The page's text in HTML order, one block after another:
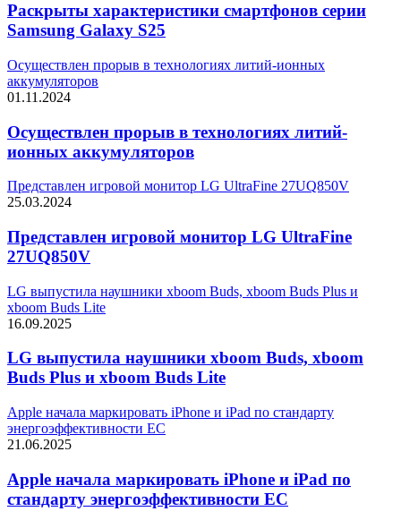
Раскрыты характеристики смартфонов серии
Samsung Galaxy S25
Осуществлен прорыв в технологиях литий-ионных
аккумуляторов
01.11.2024
Осуществлен прорыв в технологиях литий-
ионных аккумуляторов
Представлен игровой монитор LG UltraFine 27UQ850V
25.03.2024
Представлен игровой монитор LG UltraFine
27UQ850V
LG выпустила наушники xboom Buds, xboom Buds Plus и
xboom Buds Lite
16.09.2025
LG выпустила наушники xboom Buds, xboom
Buds Plus и xboom Buds Lite
Apple начала маркировать iPhone и iPad по стандарту
энергоэффективности ЕС
21.06.2025
Apple начала маркировать iPhone и iPad по
стандарту энергоэффективности ЕС